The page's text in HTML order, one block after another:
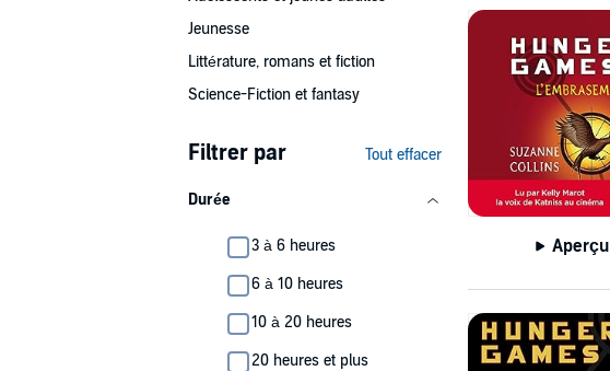
Jeunesse
Littérature, romans et fiction
Science-Fiction et fantasy
Filtrer par Tout effacer
Durée
3 à 6 heures
6 à 10 heures
10 à 20 heures
20 heures et plus
Aperçu